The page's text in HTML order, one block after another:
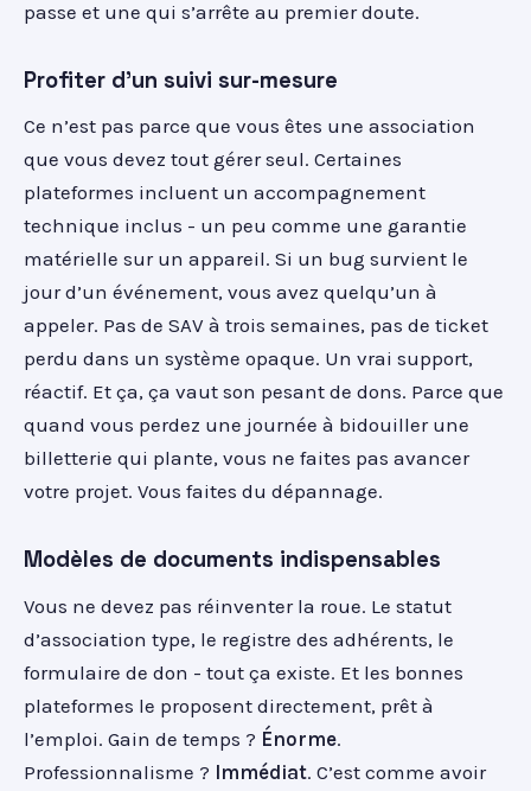
passe et une qui s’arrête au premier doute.
Profiter d'un suivi sur-mesure
Ce n’est pas parce que vous êtes une association
que vous devez tout gérer seul. Certaines
plateformes incluent un accompagnement
technique inclus - un peu comme une garantie
matérielle sur un appareil. Si un bug survient le
jour d’un événement, vous avez quelqu’un à
appeler. Pas de SAV à trois semaines, pas de ticket
perdu dans un système opaque. Un vrai support,
réactif. Et ça, ça vaut son pesant de dons. Parce que
quand vous perdez une journée à bidouiller une
billetterie qui plante, vous ne faites pas avancer
votre projet. Vous faites du dépannage.
Modèles de documents indispensables
Vous ne devez pas réinventer la roue. Le statut
d’association type, le registre des adhérents, le
formulaire de don - tout ça existe. Et les bonnes
plateformes le proposent directement, prêt à
l’emploi. Gain de temps ? Énorme.
Professionnalisme ? Immédiat. C’est comme avoir